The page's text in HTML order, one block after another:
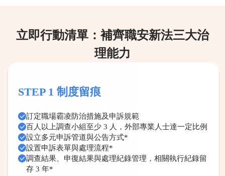
立即行動清單：補齊職安新法三大治
理能力
STEP 1 制度留痕
訂定職場霸凌防治措施及申訴規範
百人以上調查小組至少 3 人，外部專業人士達一定比例
設立多元申訴管道與公告方式*
設置申訴表單與處理流程*
調查結果、申復結果與處理紀錄管理，相關執行紀錄留
存 3 年*